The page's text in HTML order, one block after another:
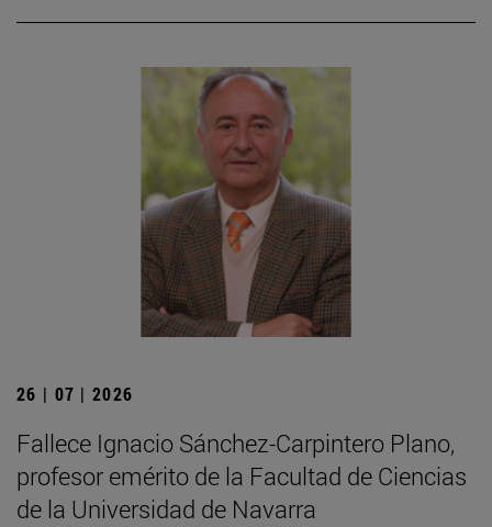
26 | 07 | 2026
Fallece Ignacio Sánchez-Carpintero Plano,
profesor emérito de la Facultad de Ciencias
de la Universidad de Navarra